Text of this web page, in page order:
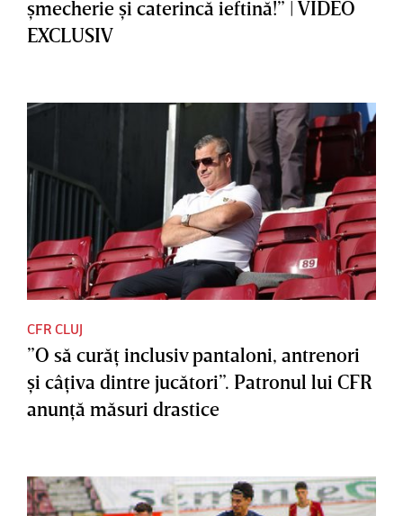
şmecherie şi caterincă ieftină!” | VIDEO
EXCLUSIV
CFR CLUJ
”O să curăţ inclusiv pantaloni, antrenori
şi câţiva dintre jucători”. Patronul lui CFR
anunţă măsuri drastice